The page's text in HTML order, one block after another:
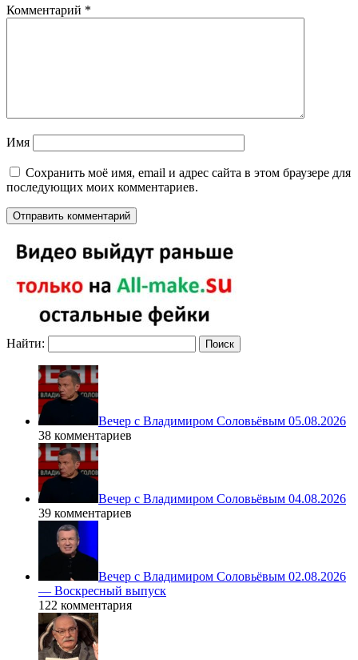
Комментарий *
Имя
Сохранить моё имя, email и адрес сайта в этом браузере для
последующих моих комментариев.
Найти:
Вечер с Владимиром Соловьёвым 05.08.2026
38 комментариев
Вечер с Владимиром Соловьёвым 04.08.2026
39 комментариев
Вечер с Владимиром Соловьёвым 02.08.2026
— Воскресный выпуск
122 комментария